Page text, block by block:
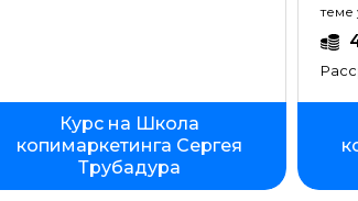
Курс на Школа
копимаркетинга Сергея
Трубадура
теме